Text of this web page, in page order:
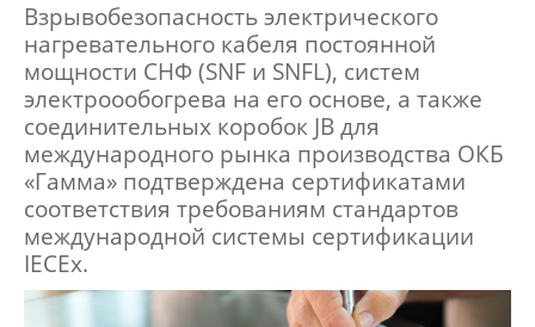
Взрывобезопасность электрического
нагревательного кабеля постоянной
мощности СНФ (SNF и SNFL), систем
электроообогрева на его основе, а также
соединительных коробок JB для
международного рынка производства ОКБ
«Гамма» подтверждена сертификатами
соответствия требованиям стандартов
международной системы сертификации
IECEx.